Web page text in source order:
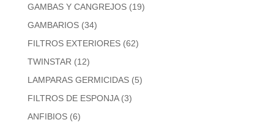
GAMBAS Y CANGREJOS (19)
GAMBARIOS (34)
FILTROS EXTERIORES (62)
TWINSTAR (12)
LAMPARAS GERMICIDAS (5)
FILTROS DE ESPONJA (3)
ANFIBIOS (6)